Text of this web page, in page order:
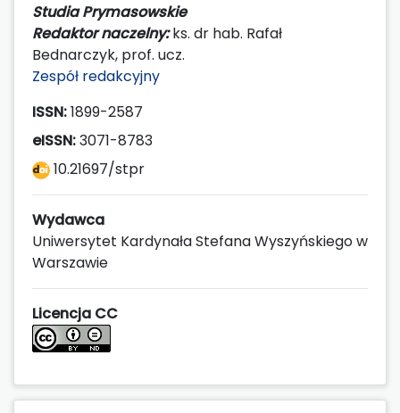
Studia Prymasowskie
Redaktor naczelny:ks. dr hab. Rafał
Bednarczyk, prof. ucz.
Zespół redakcyjny
ISSN:1899-2587
eISSN:3071-8783
10.21697/stpr
Wydawca
Uniwersytet Kardynała Stefana Wyszyńskiego w
Warszawie
Licencja CC